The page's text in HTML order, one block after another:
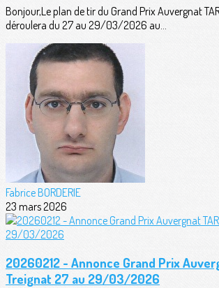
Bonjour,Le plan de tir du Grand Prix Auvergnat
déroulera du 27 au 29/03/2026 au...
Fabrice BORDERIE
23 mars 2026
20260212 - Annonce Grand Prix
Treignat 27 au 29/03/2026